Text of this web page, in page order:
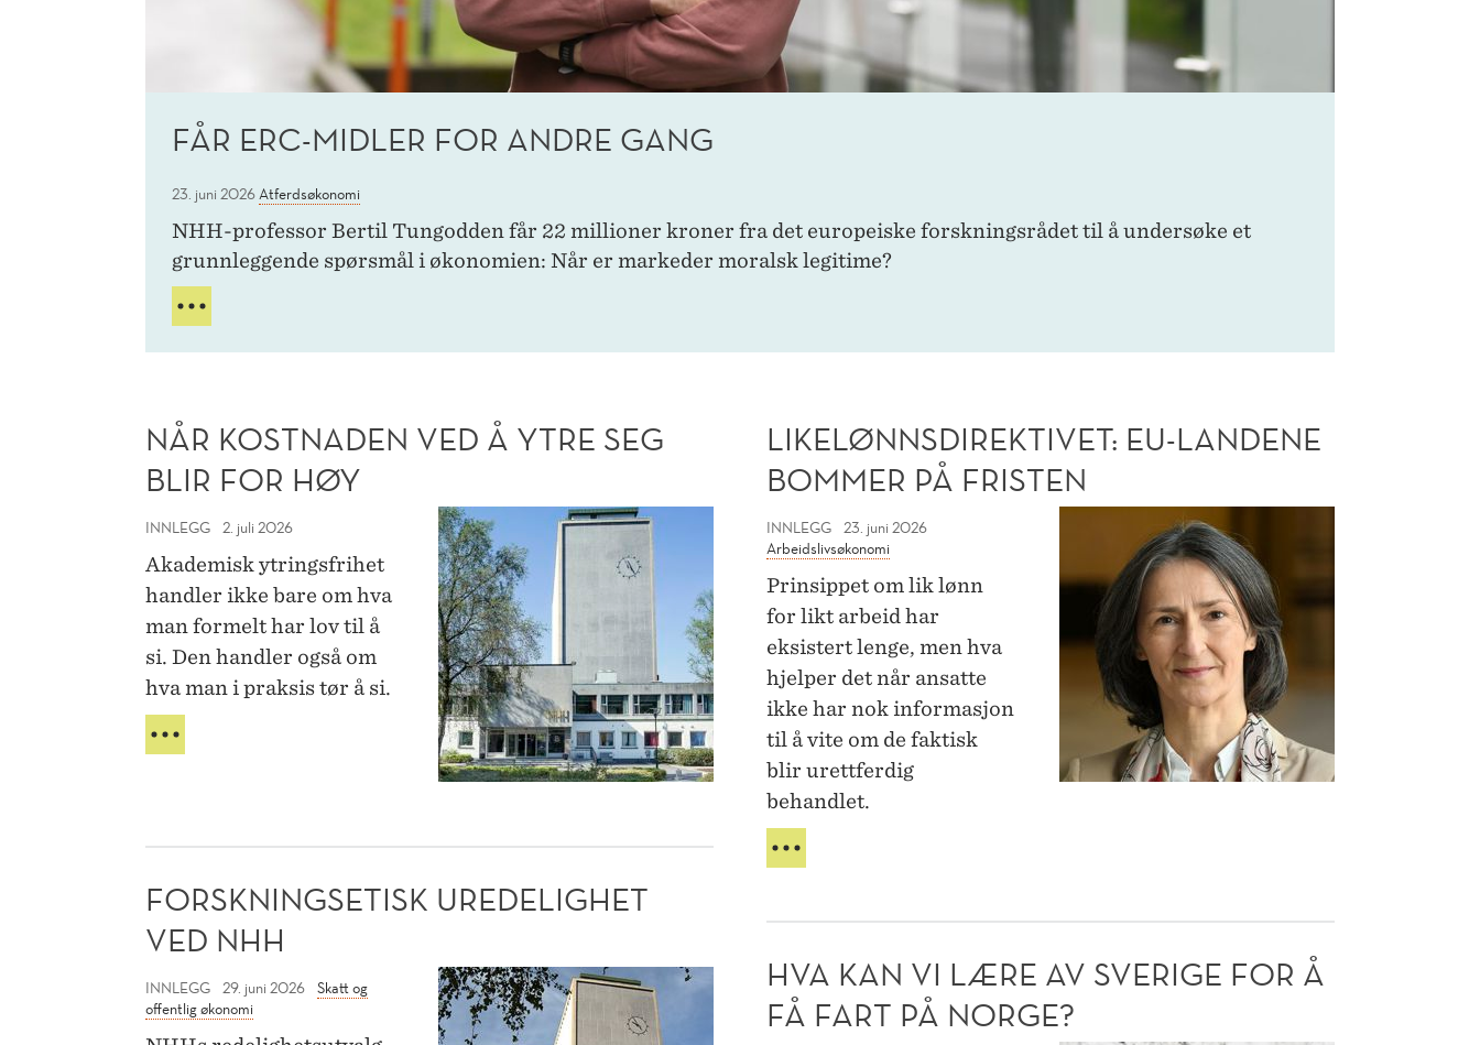
FÅR ERC-MIDLER FOR ANDRE GANG
23. juni 2026Atferdsøkonomi
NHH-professor Bertil Tungodden får 22 millioner kroner fra det europeiske forskningsrådet til å undersøke et
grunnleggende spørsmål i økonomien: Når er markeder moralsk legitime?
MIDLER
GANG
NÅR KOSTNADEN VED Å YTRE SEG
BLIR FOR HØY
Når
kostnaden
ved
å
ytre
seg
blir
for
høy
INNLEGG 2. juli 2026
Akademisk ytringsfrihet
handler ikke bare om hva
man formelt har lov til å
si. Den handler også om
hva man i praksis tør å si.
FOR
HØY
FORSKNINGSETISK UREDELIGHET
VED NHH
Forskningsetisk
uredelighet
INNLEGG 29. juni 2026
Skatt og
offentlig økonomi
LIKELØNNSDIREKTIVET: EU-LANDENE
BOMMER PÅ FRISTEN
Likelønnsdirektivet:
landene
bommer
på
fristen
INNLEGG
23. juni 2026
Arbeidslivsøkonomi
Prinsippet om lik lønn
for likt arbeid har
eksistert lenge, men hva
hjelper det når ansatte
ikke har nok informasjon
til å vite om de faktisk
blir urettferdig
behandlet.
BOMMER
FRISTEN
HVA KAN VI LÆRE AV SVERIGE FOR Å
FÅ FART PÅ NORGE?